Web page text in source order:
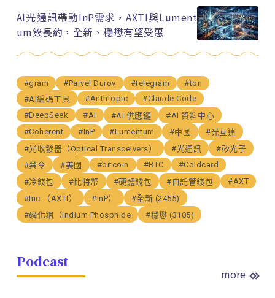
AI光通訊帶動InP需求，AXTI與Lument
um簽長約，全新、穩懋有望受惠
#gram #Parvel Durov #telegram
#ton
#AI編碼工具
#Anthropic
#Claude Code
#DeepSeek
#AI #AI 供應鏈
#AI 資料中心
#Coherent
#InP #Lumentum #中國
#光互連
#光收發器（Optical Transceivers）
#光通訊
#矽光子
#禁令
#美國 #bitcoin #BTC
#Coldcard
#冷錢包
#比特幣 #硬體錢包 #自託管錢包
#AXT
#Inc.（AXTI）
#InP）
#全新 (2455)
#磷化銦（Indium Phosphide
#穩懋 (3105)
Podcast
more